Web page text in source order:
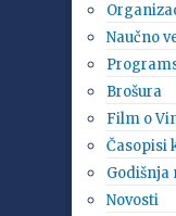
Naučno
Brošura
Film o
Časopisi
Godišnja
Novosti